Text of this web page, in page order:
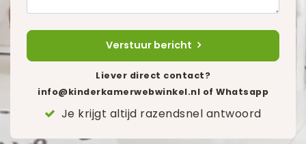
Verstuur bericht
Liever direct contact?
info@kinderkamerwebwinkel.nl of Whatsapp
Je krijgt altijd razendsnel antwoord